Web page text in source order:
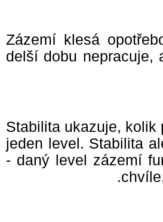
Zázemí klesá
delší dobu
Stabilita ukazuje,
jeden level. Stabilita
- daný level zázemí